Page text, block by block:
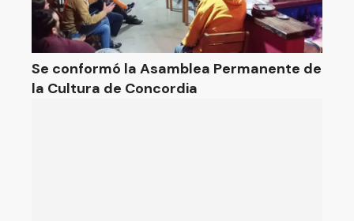
Se conformó la Asamblea Permanente de
la Cultura de Concordia